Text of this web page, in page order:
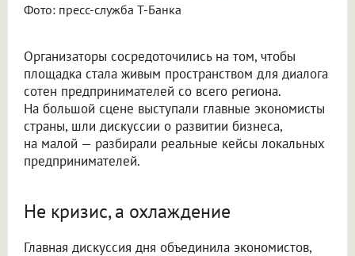
Фото: пресс-служба Т-Банка
Организаторы сосредоточились на том, чтобы
площадка стала живым пространством для диалога
сотен предпринимателей со всего региона.
На большой сцене выступали главные экономисты
страны, шли дискуссии о развитии бизнеса,
на малой — разбирали реальные кейсы локальных
предпринимателей.
Не кризис, а охлаждение
Главная дискуссия дня объединила экономистов,